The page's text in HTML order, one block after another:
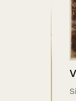
Sin